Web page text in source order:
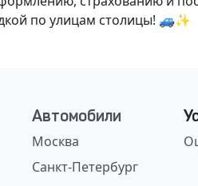
по улицам столицы! 🚙✨
Автомобили
Москва
Санкт-Петербург